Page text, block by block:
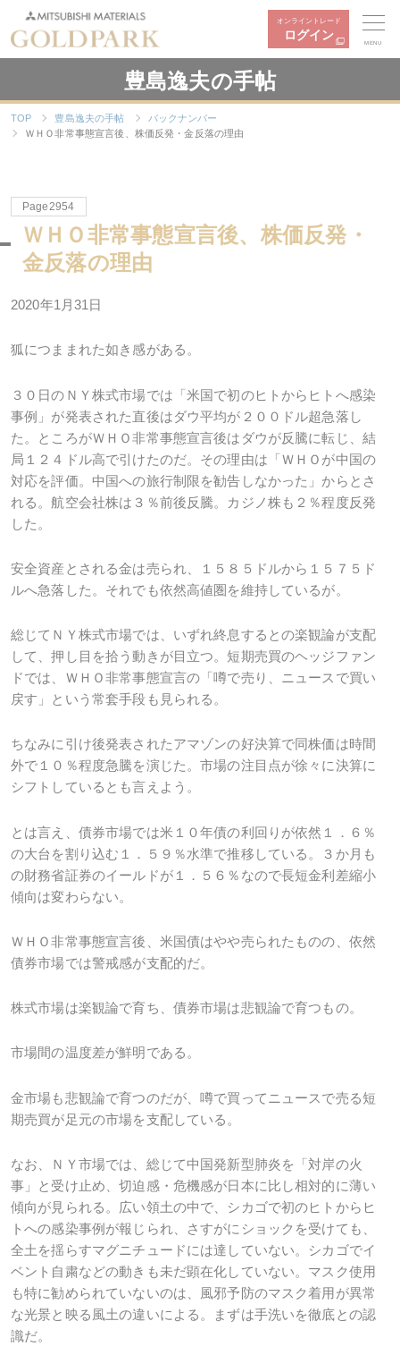
オンライントレード
ログイン
MENU
豊島逸夫の手帖
TOP 豊島逸夫の手帖
バックナンバー
ＷＨＯ非常事態宣言後、株価反発・金反落の理由
Page2954
ＷＨＯ非常事態宣言後、株価反発・
金反落の理由
2020年1月31日
狐につままれた如き感がある。
３０日のＮＹ株式市場では「米国で初のヒトからヒトへ感染
事例」が発表された直後はダウ平均が２００ドル超急落し
た。ところがＷＨＯ非常事態宣言後はダウが反騰に転じ、結
局１２４ドル高で引けたのだ。その理由は「ＷＨＯが中国の
対応を評価。中国への旅行制限を勧告しなかった」からとさ
れる。航空会社株は３％前後反騰。カジノ株も２％程度反発
した。
安全資産とされる金は売られ、１５８５ドルから１５７５ド
ルへ急落した。それでも依然高値圏を維持しているが。
総じてＮＹ株式市場では、いずれ終息するとの楽観論が支配
して、押し目を拾う動きが目立つ。短期売買のヘッジファン
ドでは、ＷＨＯ非常事態宣言の「噂で売り、ニュースで買い
戻す」という常套手段も見られる。
ちなみに引け後発表されたアマゾンの好決算で同株価は時間
外で１０％程度急騰を演じた。市場の注目点が徐々に決算に
シフトしているとも言えよう。
とは言え、債券市場では米１０年債の利回りが依然１．６％
の大台を割り込む１．５９％水準で推移している。３か月も
の財務省証券のイールドが１．５６％なので長短金利差縮小
傾向は変わらない。
ＷＨＯ非常事態宣言後、米国債はやや売られたものの、依然
債券市場では警戒感が支配的だ。
株式市場は楽観論で育ち、債券市場は悲観論で育つもの。
市場間の温度差が鮮明である。
金市場も悲観論で育つのだが、噂で買ってニュースで売る短
期売買が足元の市場を支配している。
なお、ＮＹ市場では、総じて中国発新型肺炎を「対岸の火
事」と受け止め、切迫感・危機感が日本に比し相対的に薄い
傾向が見られる。広い領土の中で、シカゴで初のヒトからヒ
トへの感染事例が報じられ、さすがにショックを受けても、
全土を揺らすマグニチュードには達していない。シカゴでイ
ベント自粛などの動きも未だ顕在化していない。マスク使用
も特に勧められていないのは、風邪予防のマスク着用が異常
な光景と映る風土の違いによる。まずは手洗いを徹底との認
識だ。